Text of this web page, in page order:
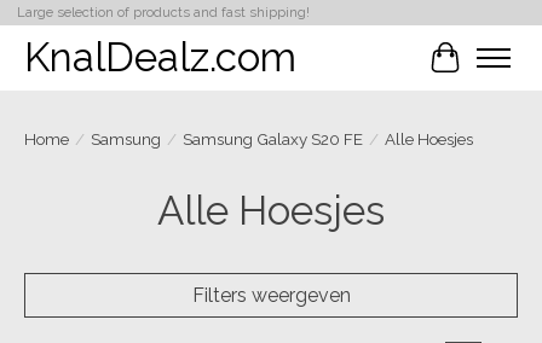
Large selection of products and fast shipping!
KnalDealz.com
Home / Samsung / Samsung Galaxy S20 FE / Alle Hoesjes
Alle Hoesjes
Filters weergeven